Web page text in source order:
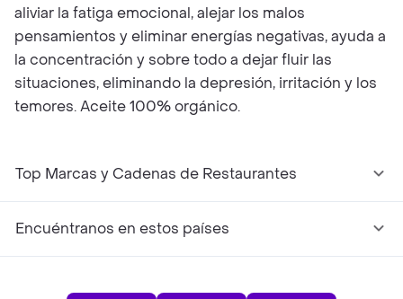
aliviar la fatiga emocional, alejar los malos
pensamientos y eliminar energías negativas, ayuda a
la concentración y sobre todo a dejar fluir las
situaciones, eliminando la depresión, irritación y los
temores. Aceite 100% orgánico.
Top Marcas y Cadenas de Restaurantes
Encuéntranos en estos países